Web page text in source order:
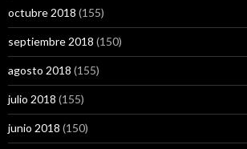
octubre 2018 (155)
septiembre 2018 (150)
agosto 2018 (155)
julio 2018 (155)
junio 2018 (150)